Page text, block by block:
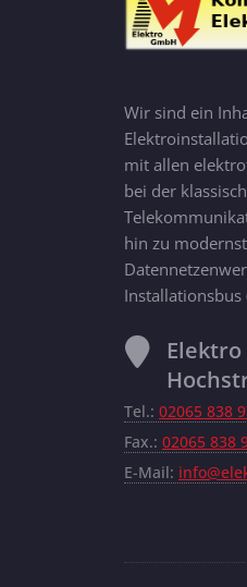
Wir sind ein
mit allen
bei der
hin zu
Installationsbus
Tel.: 02065 838
Fax.: 02065 838
E-Mail: